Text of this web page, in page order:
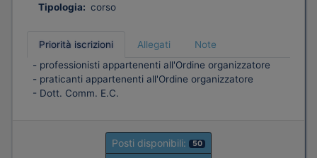
Tipologia: corso
Priorità iscrizioni Allegati
Note
- professionisti appartenenti all'Ordine organizzatore
- praticanti appartenenti all'Ordine organizzatore
- Dott. Comm. E.C.
Posti disponibili: 50